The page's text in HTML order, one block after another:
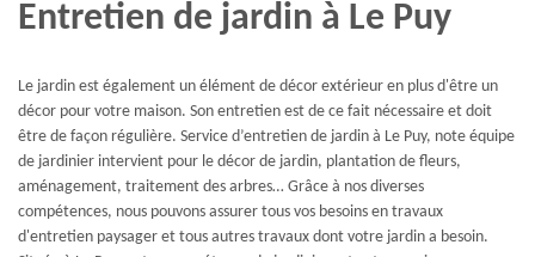
Entretien de jardin à Le Puy
Le jardin est également un élément de décor extérieur en plus d'être un
décor pour votre maison. Son entretien est de ce fait nécessaire et doit
être de façon régulière. Service d’entretien de jardin à Le Puy, note équipe
de jardinier intervient pour le décor de jardin, plantation de fleurs,
aménagement, traitement des arbres… Grâce à nos diverses
compétences, nous pouvons assurer tous vos besoins en travaux
d'entretien paysager et tous autres travaux dont votre jardin a besoin.